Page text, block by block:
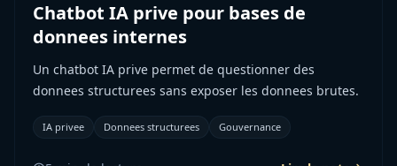
Chatbot IA prive pour bases de
donnees internes
Un chatbot IA prive permet de questionner des
donnees structurees sans exposer les donnees brutes.
IA privee Donnees structurees Gouvernance